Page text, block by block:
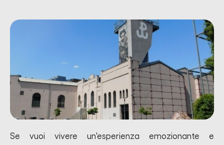
Se vuoi vivere un'esperienza emozionante e